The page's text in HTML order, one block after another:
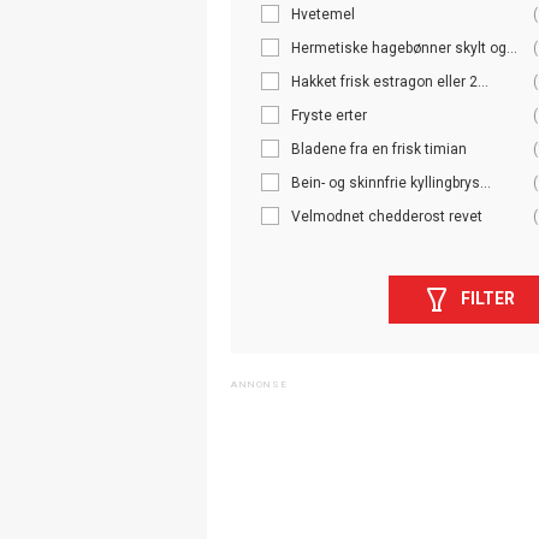
Hvetemel
Hermetiske hagebønner skylt og...
Hakket frisk estragon eller 2...
Fryste erter
Bladene fra en frisk timian
Bein- og skinnfrie kyllingbrys...
Velmodnet chedderost revet
FILTER